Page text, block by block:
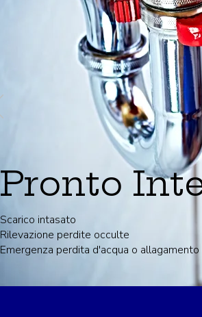
Pronto
Scarico intasato
Rilevazione perdite occulte
Emergenza perdita d'acqua o allagamento